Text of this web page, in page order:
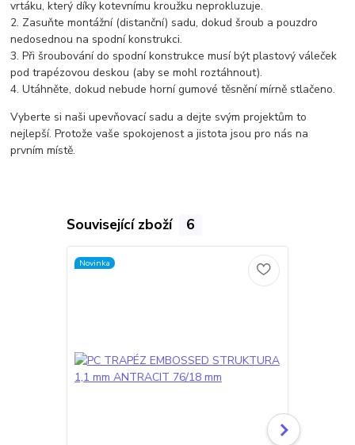
vrtáku, který díky kotevnímu kroužku neprokluzuje.
2. Zasuňte montážní (distanční) sadu, dokud šroub a pouzdro
nedosednou na spodní konstrukci.
3. Při šroubování do spodní konstrukce musí být plastový váleček
pod trapézovou deskou (aby se mohl roztáhnout).
4. Utáhněte, dokud nebude horní gumové těsnění mírně stlačeno.
Vyberte si naši upevňovací sadu a dejte svým projektům to
nejlepší. Protože vaše spokojenost a jistota jsou pro nás na
prvním místě.
Související zboží 6
Novinka